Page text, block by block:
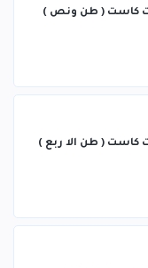
كاست ( طن ونص )
كاست ( طن الا ربع )